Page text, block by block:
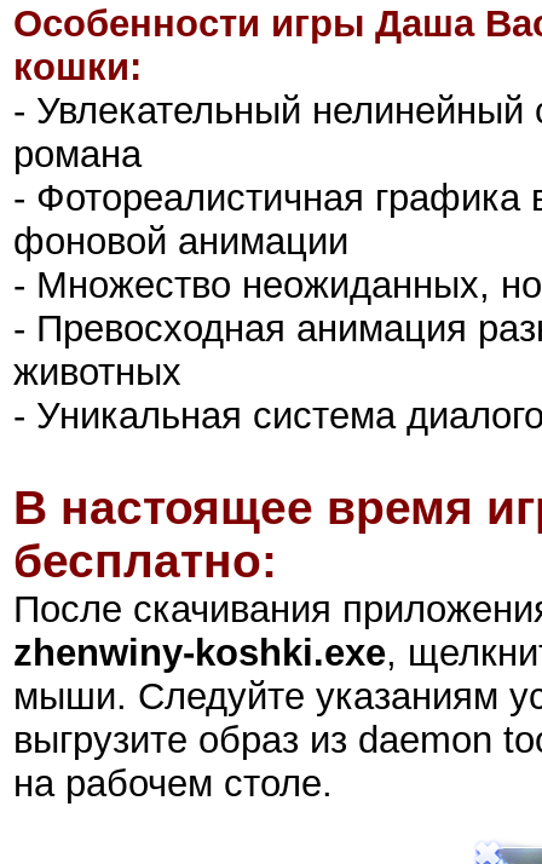
Особенности игры Даша
кошки:
- Увлекательный
романа
- Фотореалистичная
фоновой анимации
- Множество неожиданных,
- Превосходная анимация
животных
- Уникальная система
В настоящее время
бесплатно:
После скачивания
zhenwiny-koshki.exe,
мыши. Следуйте указаниям
выгрузите образ из daemon
на рабочем столе.